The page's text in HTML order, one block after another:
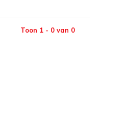
Toon 1 - 0 van 0